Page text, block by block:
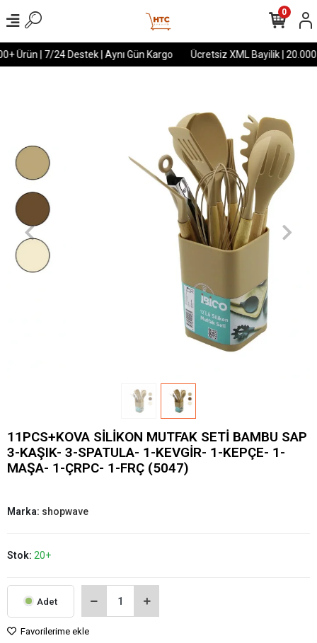
Ürün | 7/24 Destek | Aynı Gün Kargo Ücretsiz XML Bayilik |
0
11PCS+KOVA SİLİKON MUTFAK SETİ BAMBU SAP
3-KAŞIK- 3-SPATULA- 1-KEVGİR- 1-KEPÇE- 1-
MAŞA- 1-ÇRPC- 1-FRÇ (5047)
Marka: shopwave
Stok: 20+
Adet
Favorilerime ekle